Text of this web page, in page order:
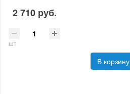
2 710 руб.
шт
В корзину